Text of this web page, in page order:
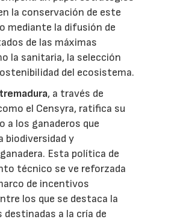
la conservación de este
mediante la difusión de
de las máximas
la sanitaria, la selección
del ecosistema.
, a través de
el Censyra, ratifica su
a los ganaderos que
biodiversidad y
Esta política de
técnico se ve reforzada
de incentivos
los que se destaca la
destinadas a la cría de